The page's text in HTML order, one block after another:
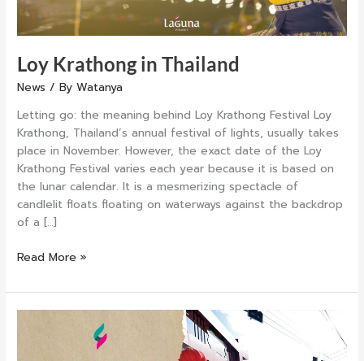
Loy Krathong in Thailand
News / ByWatanya
Letting go: the meaning behind Loy Krathong Festival Loy
Krathong, Thailand’s annual festival of lights, usually takes
place in November. However, the exact date of the Loy
Krathong Festival varies each year because it is based on
the lunar calendar. It is a mesmerizing spectacle of
candlelit floats floating on waterways against the backdrop
of a […]
Read More »